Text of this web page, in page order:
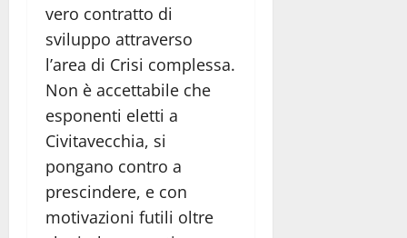
vero contratto di
sviluppo attraverso
l’area di Crisi complessa.
Non è accettabile che
esponenti eletti a
Civitavecchia, si
pongano contro a
prescindere, e con
motivazioni futili oltre